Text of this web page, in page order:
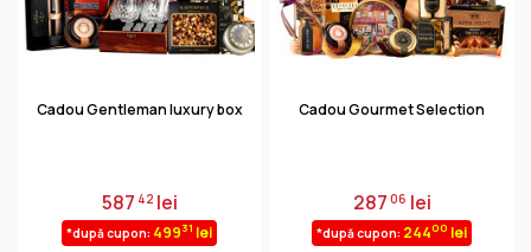
Cadou Gentleman luxury box
587 42lei
*după cupon: 49931 lei
Cadou Gourmet Selection
28706 lei
*după cupon: 24400 lei